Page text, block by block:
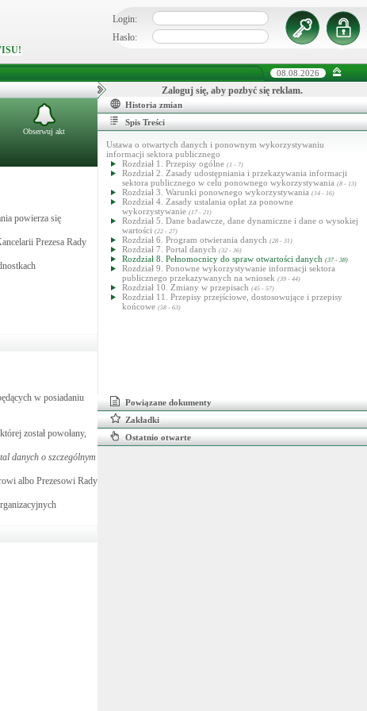
Login:
Hasło:
08.08.2026
Obserwuj akt
powierza się
Prezesa Rady
w posiadaniu
został powołany,
danych o szczególnym
albo Prezesowi Rady
Zaloguj się, aby pozbyć się reklam.
Historia zmian
Spis Treści
Ustawa o otwartych danych i ponownym wykorzystywaniu
informacji sektora publicznego
Rozdział 1. Przepisy ogólne (1 - 7)
Rozdział 2. Zasady udostępniania i przekazywania informacji
sektora publicznego w celu ponownego wykorzystywania (8 - 13)
Rozdział 3. Warunki ponownego wykorzystywania (14 - 16)
Rozdział 4. Zasady ustalania opłat za ponowne
wykorzystywanie (17 - 21)
Rozdział 5. Dane badawcze, dane dynamiczne i dane o wysokiej
wartości (22 - 27)
Rozdział 6. Program otwierania danych (28 - 31)
Rozdział 7. Portal danych (32 - 36)
Rozdział 8. Pełnomocnicy do spraw otwartości danych (37 - 38)
Rozdział 9. Ponowne wykorzystywanie informacji sektora
publicznego przekazywanych na wniosek (39 - 44)
Rozdział 10. Zmiany w przepisach (45 - 57)
Rozdział 11. Przepisy przejściowe, dostosowujące i przepisy
końcowe (58 - 63)
Powiązane dokumenty
Zakładki
Ostatnio otwarte